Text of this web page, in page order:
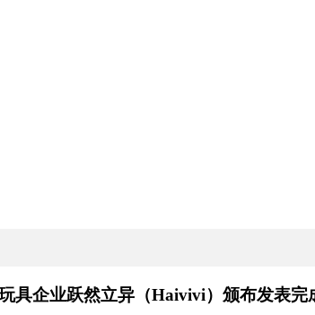
具企业跃然立异（Haivivi）颁布发表完